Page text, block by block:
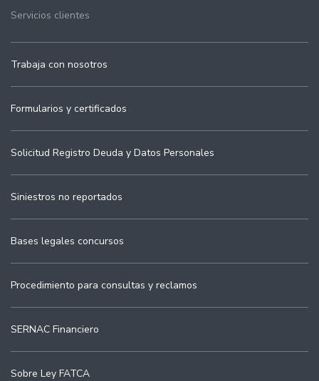
Servicios clientes
Trabaja con nosotros
Formularios y certificados
Solicitud Registro Deuda y Datos Personales
Siniestros no reportados
Bases legales concursos
Procedimiento para consultas y reclamos
SERNAC Financiero
Sobre Ley FATCA